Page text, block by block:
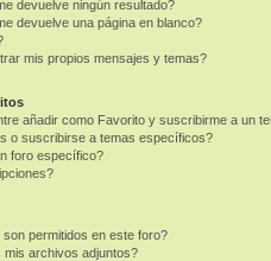
devuelve ningún resultado?
devuelve una página en blanco?
mis propios mensajes y temas?
añadir como Favorito y suscribirme a un
o suscribirse a temas específicos?
foro específico?
permitidos en este foro?
mis archivos adjuntos?